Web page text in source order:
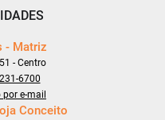
- Matriz
- Centro
6700
e-mail
Conceito